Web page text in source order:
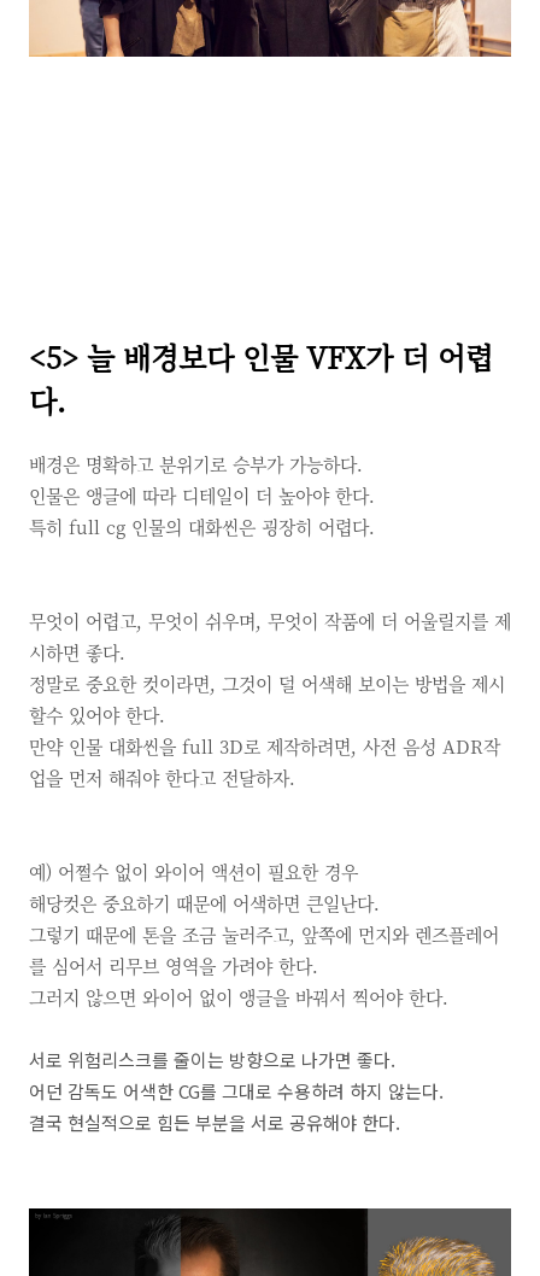
<5> 늘 배경보다 인물 VFX가 더 어렵
다.
배경은 명확하고 분위기로 승부가 가능하다.
인물은 앵글에 따라 디테일이 더 높아야 한다.
특히 full cg 인물의 대화씬은 굉장히 어렵다.
무엇이 어렵고, 무엇이 쉬우며, 무엇이 작품에 더 어울릴지를 제
시하면 좋다.
정말로 중요한 컷이라면, 그것이 덜 어색해 보이는 방법을 제시
할수 있어야 한다.
만약 인물 대화씬을 full 3D로 제작하려면, 사전 음성 ADR작
업을 먼저 해줘야 한다고 전달하자.
예) 어쩔수 없이 와이어 액션이 필요한 경우
해당컷은 중요하기 때문에 어색하면 큰일난다.
그렇기 때문에 톤을 조금 눌러주고, 앞쪽에 먼지와 렌즈플레어
를 심어서 리무브 영역을 가려야 한다.
그러지 않으면 와이어 없이 앵글을 바꿔서 찍어야 한다.
서로 위험리스크를 줄이는 방향으로 나가면 좋다.
어던 감독도 어색한 CG를 그대로 수용하려 하지 않는다.
결국 현실적으로 힘든 부분을 서로 공유해야 한다.